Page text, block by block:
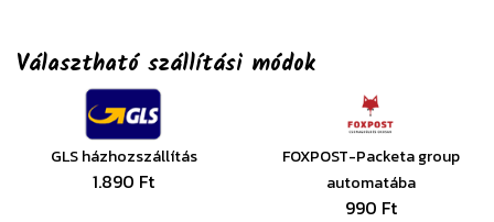
Választható szállítási módok
GLS házhozszállítás
1.890 Ft
FOXPOST-Packeta group
automatába
990 Ft